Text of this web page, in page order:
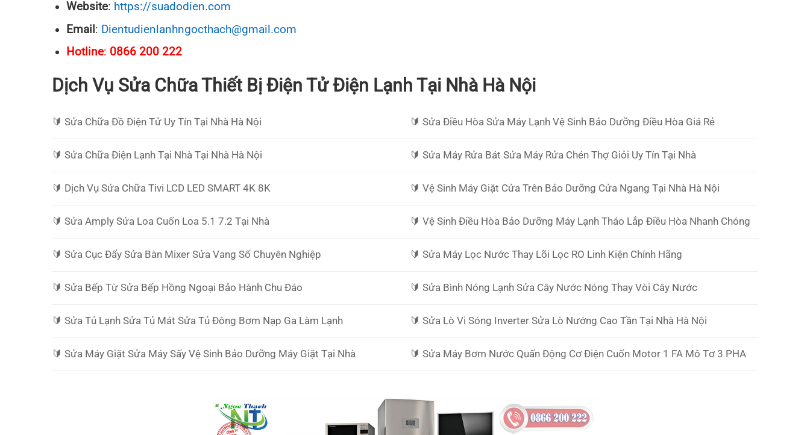
Website: https://suadodien.com
Email: Dientudienlanhngocthach@gmail.com
Hotline: 0866 200 222
Dịch Vụ Sửa Chữa Thiết Bị Điện Tử Điện Lạnh Tại Nhà Hà Nội
🔰️ Sửa Chữa Đồ Điện Tử Uy Tín Tại Nhà Hà Nội 🔰️ Sửa Điều Hòa Sửa Máy Lạnh Vệ Sinh Bảo Dưỡng Điều Hòa Giá Rẻ
🔰️ Sửa Chữa Điện Lạnh Tại Nhà Tại Nhà Hà Nội 🔰️ Sửa Máy Rửa Bát Sửa Máy Rửa Chén Thợ Giỏi Uy Tín Tại Nhà
🔰️ Dịch Vụ Sửa Chữa Tivi LCD LED SMART 4K 8K 🔰️ Vệ Sinh Máy Giặt Cửa Trên Bảo Dưỡng Cửa Ngang Tại Nhà Hà Nội
🔰️ Sửa Amply Sửa Loa Cuốn Loa 5.1 7.2 Tại Nhà 🔰️ Vệ Sinh Điều Hòa Bảo Dưỡng Máy Lạnh Tháo Lắp Điều Hòa Nhanh Chóng
🔰️ Sửa Cục Đẩy Sửa Bàn Mixer Sửa Vang Số Chuyên Nghiệp 🔰️ Sửa Máy Lọc Nước Thay Lõi Lọc RO Linh Kiện Chính Hãng
🔰️ Sửa Bếp Từ Sửa Bếp Hồng Ngoại Bảo Hành Chu Đáo 🔰️ Sửa Bình Nóng Lạnh Sửa Cây Nước Nóng Thay Vòi Cây Nước
🔰️ Sửa Tủ Lạnh Sửa Tủ Mát Sửa Tủ Đông Bơm Nạp Ga Làm Lạnh 🔰️ Sửa Lò Vi Sóng Inverter Sửa Lò Nướng Cao Tần Tại Nhà Hà Nội
🔰️ Sửa Máy Giặt Sửa Máy Sấy Vệ Sinh Bảo Dưỡng Máy Giặt Tại Nhà 🔰️ Sửa Máy Bơm Nước Quấn Động Cơ Điện Cuốn Motor 1 FA Mô Tơ 3 PHA